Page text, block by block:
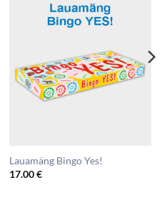
Lauamäng Bingo Yes!
17.00€